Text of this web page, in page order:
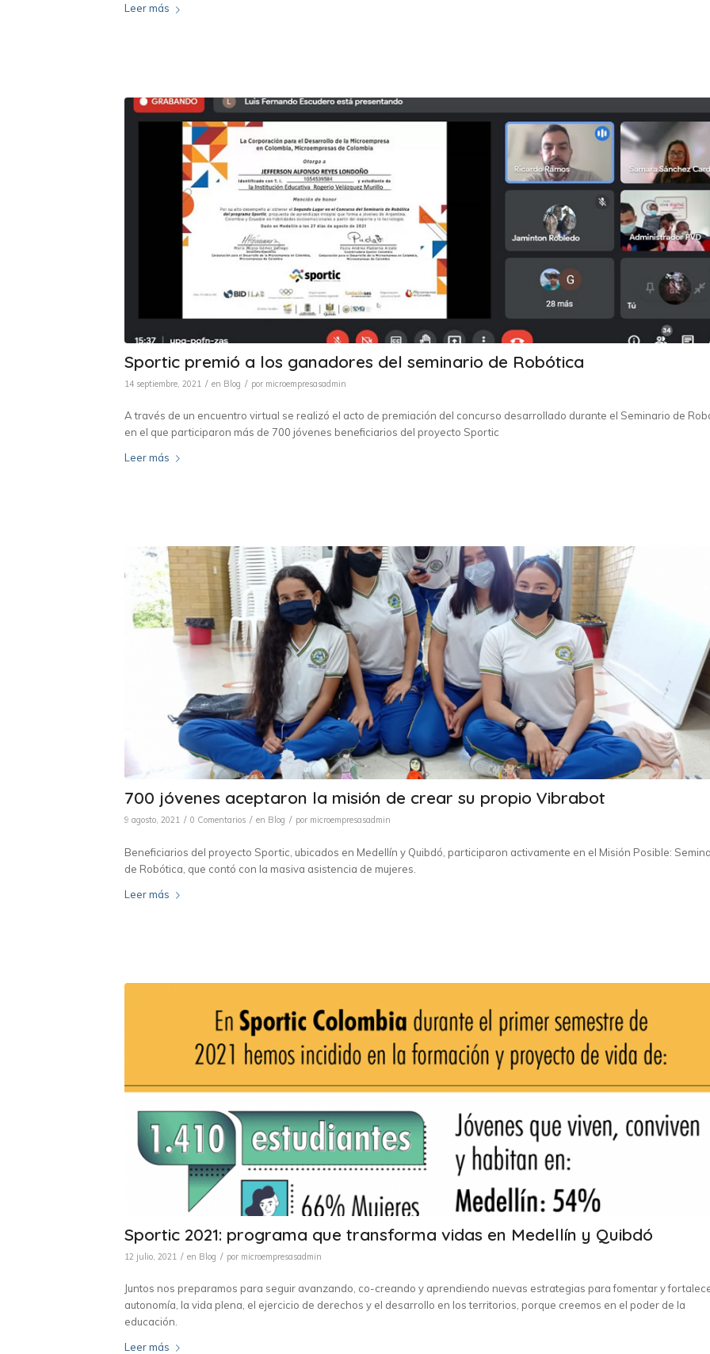
Leer más
Sportic premió a los ganadores del seminario de Robótica
14 septiembre, 2021 / en Blog / por microempresasadmin
A través de un encuentro virtual se realizó el acto de premiación del concurso desarrollado durante el Seminario de
en el que participaron más de 700 jóvenes beneficiarios del proyecto Sportic
Leer más
700 jóvenes aceptaron la misión de crear su propio Vibrabot
9 agosto, 2021 / 0 Comentarios / en Blog / por microempresasadmin
Beneficiarios del proyecto Sportic, ubicados en Medellín y Quibdó, participaron activamente en el Misión Posible:
de Robótica, que contó con la masiva asistencia de mujeres.
Leer más
Sportic 2021: programa que transforma vidas en Medellín y Quibdó
12 julio, 2021 / en Blog / por microempresasadmin
Juntos nos preparamos para seguir avanzando, co-creando y aprendiendo nuevas estrategias para fomentar y
autonomía, la vida plena, el ejercicio de derechos y el desarrollo en los territorios, porque creemos en el poder de la
educación.
Leer más